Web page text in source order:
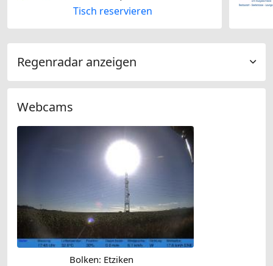
Tisch reservieren
Regenradar anzeigen
Webcams
Bolken: Etziken